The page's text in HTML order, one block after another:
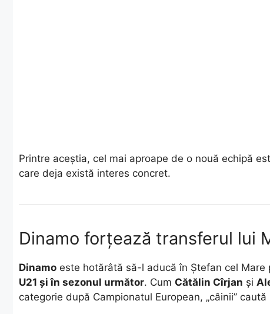
Printre aceștia, cel mai aproape de o nouă echipă
care deja există interes concret.
Dinamo forțează transferul lui
Dinamo este hotărâtă să-l aducă în Ștefan cel Mare
U21 și în sezonul următor. Cum Cătălin Cîrjan și
categorie după Campionatul European, „câinii” caută